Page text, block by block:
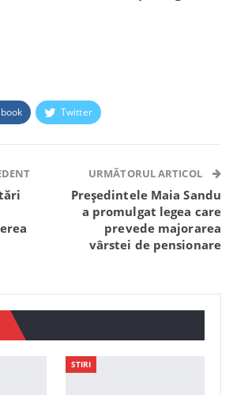
Twitter
Viber
URMĂTORUL ARTICOL
Președintele Maia Sandu
a promulgat legea care
prevede majorarea
vârstei de pensionare
STIRI